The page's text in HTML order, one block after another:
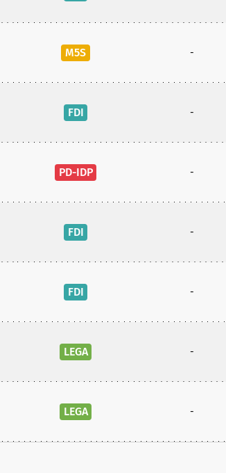
M5S -
FDI -
PD-IDP -
FDI -
FDI -
LEGA -
LEGA -